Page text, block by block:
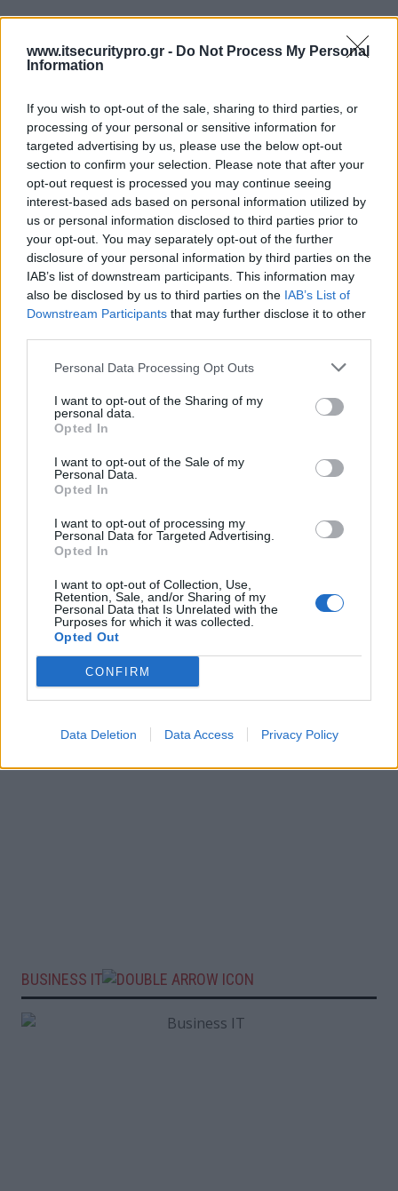
www.itsecuritypro.gr - Do Not Process My Personal
Information
If you wish to opt-out of the sale, sharing to third parties, or
processing of your personal or sensitive information for
targeted advertising by us, please use the below opt-out
section to confirm your selection. Please note that after your
opt-out request is processed you may continue seeing
interest-based ads based on personal information utilized by
us or personal information disclosed to third parties prior to
your opt-out. You may separately opt-out of the further
disclosure of your personal information by third parties on the
IAB’s list of downstream participants. This information may
also be disclosed by us to third parties on the IAB’s List of
Downstream Participants that may further disclose it to other
Personal Data Processing Opt Outs
I want to opt-out of the Sharing of my
personal data.
Opted In
I want to opt-out of the Sale of my
Personal Data.
Opted In
I want to opt-out of processing my
Personal Data for Targeted Advertising.
Opted In
I want to opt-out of Collection, Use,
Retention, Sale, and/or Sharing of my
Personal Data that Is Unrelated with the
Purposes for which it was collected.
Opted Out
CONFIRM
Data Deletion Data Access Privacy Policy
BUSINESS IT